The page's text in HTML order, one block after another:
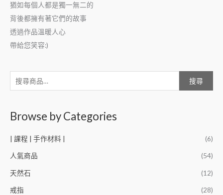
猶如每個人都是獨一無二的
背後都擁有著它們的故事
透過作品溫暖人心
帶給您笑容:)
搜尋
Browse by Categories
| 課程 | 手作材料 | (6)
人氣商品 (54)
天然石 (12)
戒指 (28)